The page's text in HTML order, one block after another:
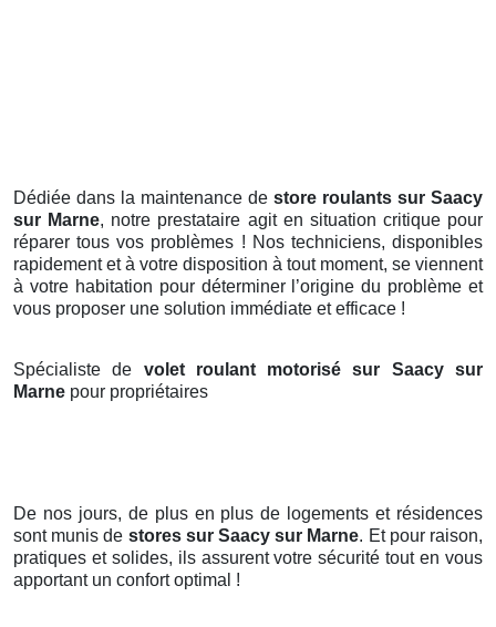
Dédiée dans la maintenance de store roulants sur Saacy
sur Marne, notre prestataire agit en situation critique pour
réparer tous vos problèmes ! Nos techniciens, disponibles
rapidement et à votre disposition à tout moment, se viennent
à votre habitation pour déterminer l’origine du problème et
vous proposer une solution immédiate et efficace !
Spécialiste de volet roulant motorisé sur Saacy sur
Marne pour propriétaires
De nos jours, de plus en plus de logements et résidences
sont munis de stores sur Saacy sur Marne. Et pour raison,
pratiques et solides, ils assurent votre sécurité tout en vous
apportant un confort optimal !